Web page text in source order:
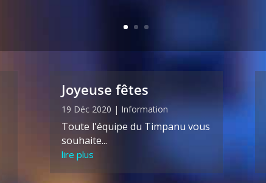
Joyeuse fêtes
19 Déc 2020 | Information
Toute l'équipe du Timpanu vous
souhaite...
lire plus